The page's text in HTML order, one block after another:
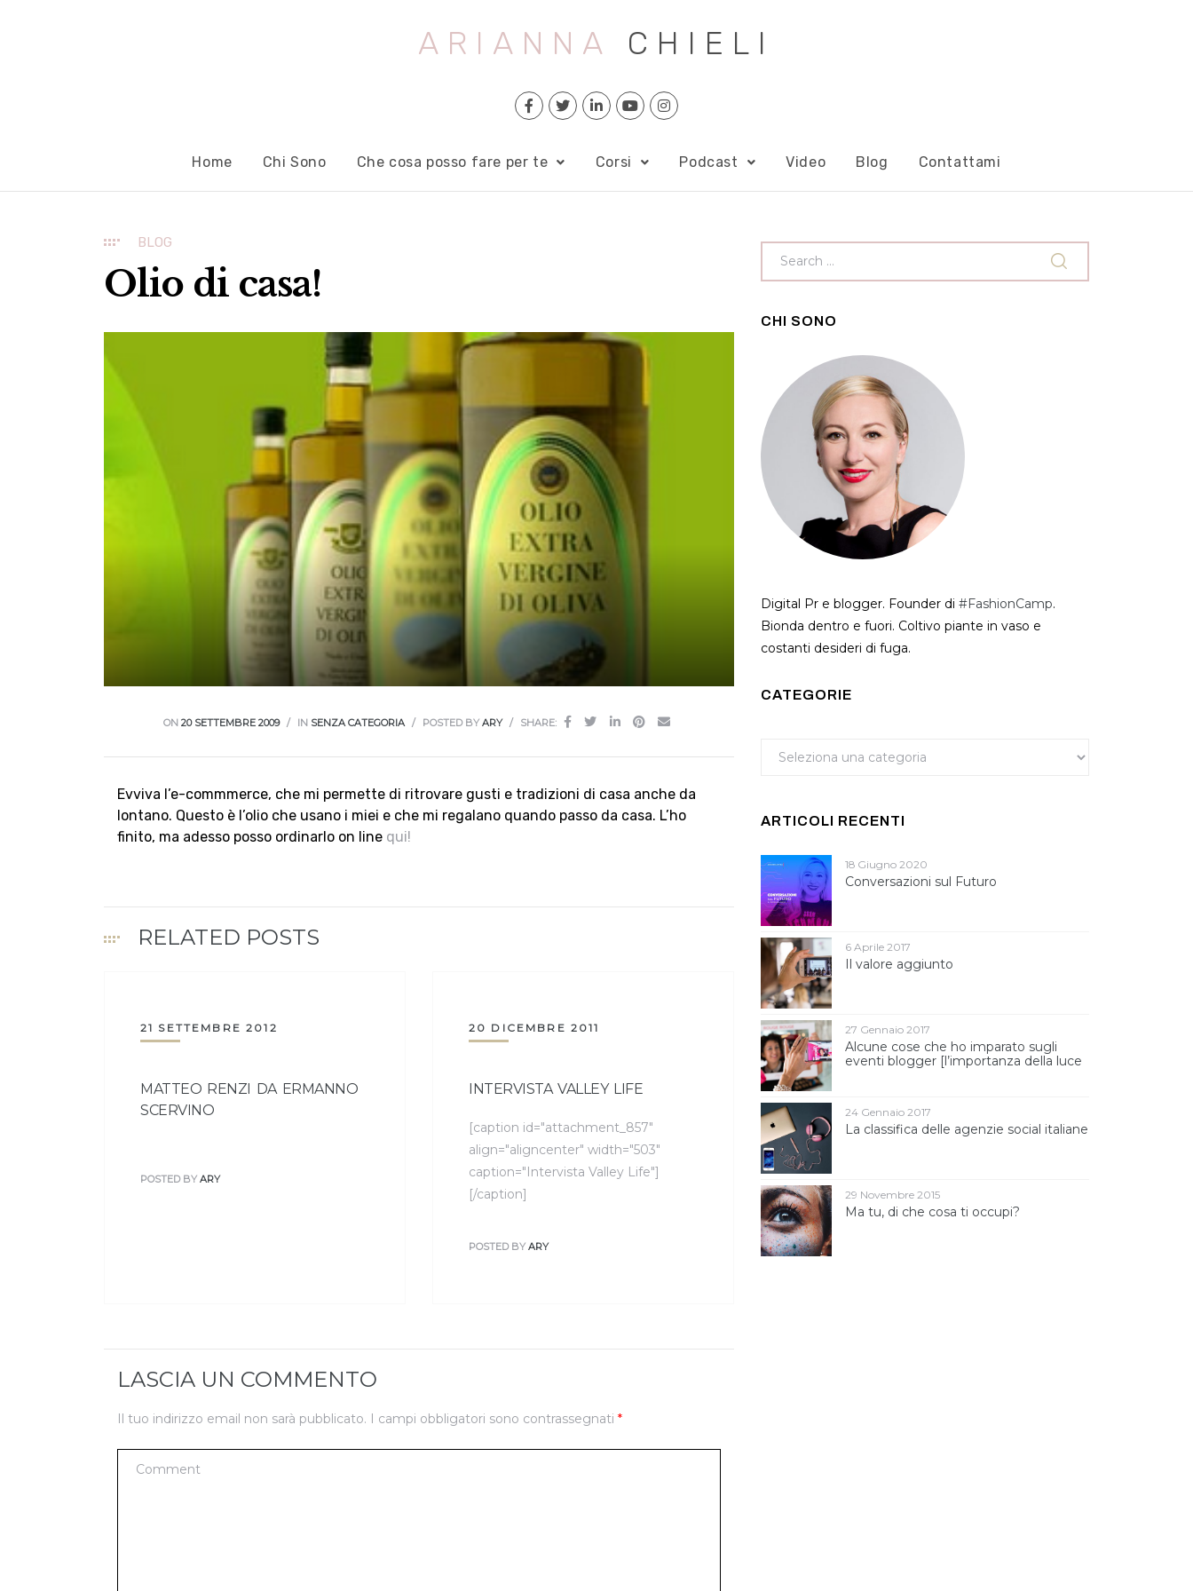
ARIANNA CHIELI
Home Chi Sono Che cosa posso fare per te Corsi Podcast Video Blog Contattami
BLOG
Olio di casa!
ON 20 SETTEMBRE 2009 IN SENZA CATEGORIA POSTED BY ARY SHARE:
Evviva l’e-commmerce, che mi permette di ritrovare gusti e tradizioni di casa anche da
lontano. Questo è l’olio che usano i miei e che mi regalano quando passo da casa. L’ho
finito, ma adesso posso ordinarlo on line qui!
RELATED POSTS
21 SETTEMBRE 2012
MATTEO RENZI DA ERMANNO
SCERVINO
POSTED BY ARY
20 DICEMBRE 2011
INTERVISTA VALLEY LIFE
[caption id="attachment_857"
align="aligncenter" width="503"
caption="Intervista Valley Life"]
[/caption]
POSTED BY ARY
LASCIA UN COMMENTO
Il tuo indirizzo email non sarà pubblicato. I campi obbligatori sono contrassegnati *
CHI SONO
Digital Pr e blogger. Founder di #FashionCamp.
Bionda dentro e fuori. Coltivo piante in vaso e
costanti desideri di fuga.
CATEGORIE
ARTICOLI RECENTI
Conversazioni sul Futuro
18 Giugno 2020
Il valore aggiunto
6 Aprile 2017
Alcune cose che ho imparato sugli
eventi blogger [l’importanza della luce
27 Gennaio 2017
La classifica delle agenzie social italiane
24 Gennaio 2017
Ma tu, di che cosa ti occupi?
29 Novembre 2015